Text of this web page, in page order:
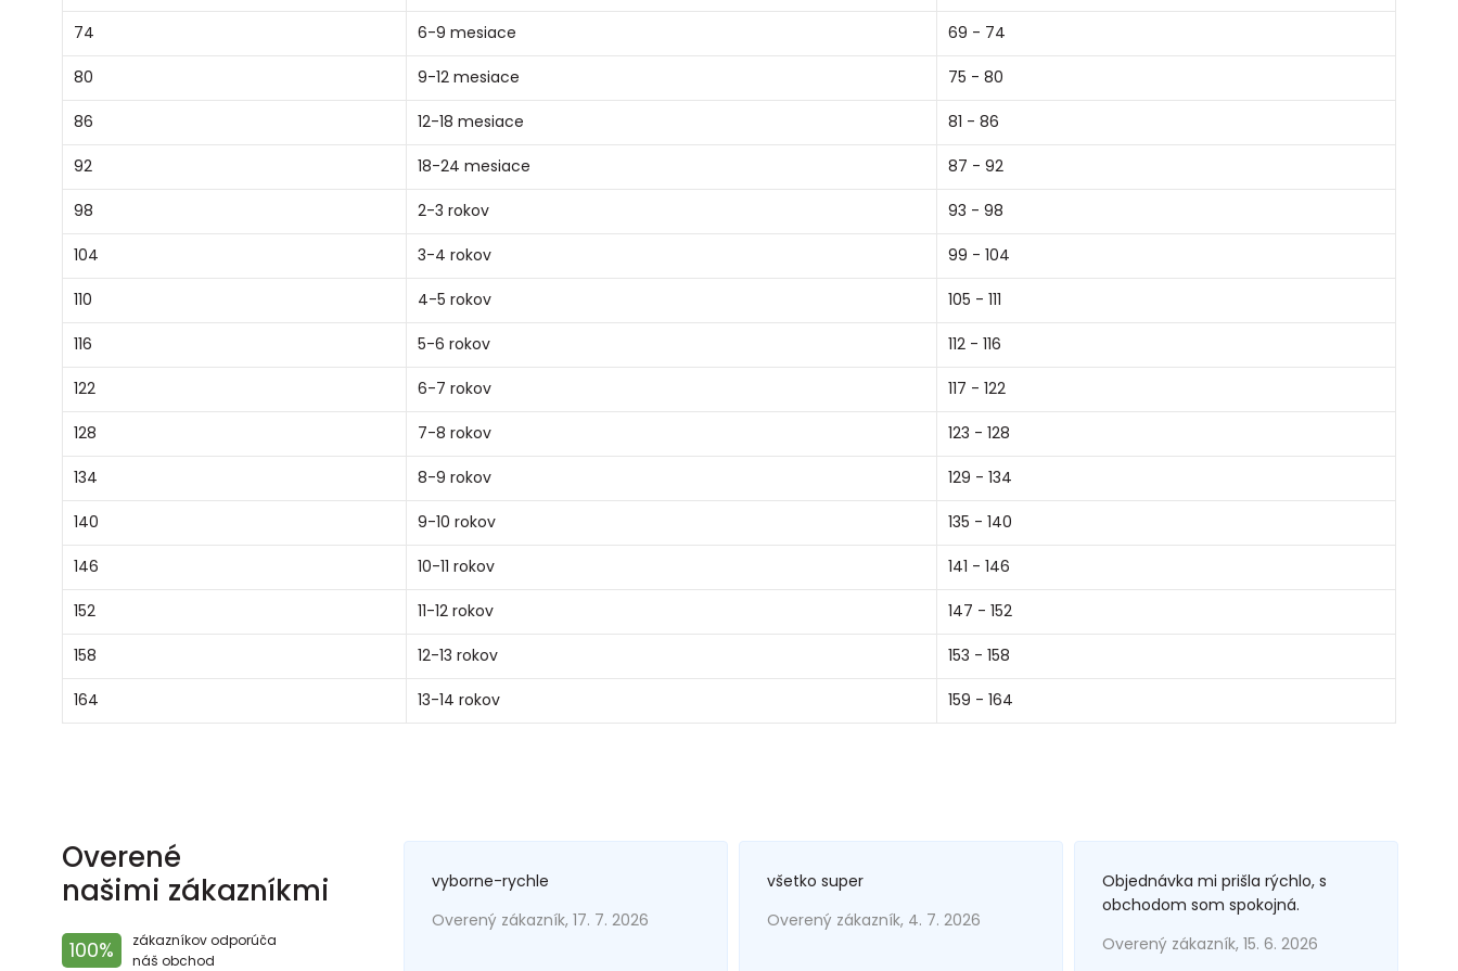
74 6-9 mesiace 69 - 74
80 9-12 mesiace 75 - 80
86 12-18 mesiace 81 - 86
92 18-24 mesiace 87 - 92
98 2-3 rokov 93 - 98
104 3-4 rokov 99 - 104
110 4-5 rokov 105 - 111
116 5-6 rokov 112 - 116
122 6-7 rokov 117 - 122
128 7-8 rokov 123 - 128
134 8-9 rokov 129 - 134
140 9-10 rokov 135 - 140
146 10-11 rokov 141 - 146
152 11-12 rokov 147 - 152
158 12-13 rokov 153 - 158
164 13-14 rokov 159 - 164
Overené
našimi zákazníkmi
100%
zákazníkov odporúča
náš obchod
vyborne-rychle
Overený zákazník, 17. 7. 2026
všetko super
Overený zákazník, 4. 7. 2026
Objednávka mi prišla rýchlo, s
obchodom som spokojná.
Overený zákazník, 15. 6. 2026